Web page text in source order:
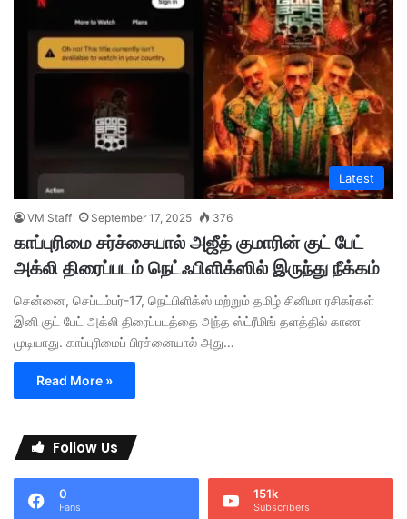
Latest
VM Staff September 17, 2025 376
காப்புரிமை சர்ச்சையால் அஜீத் குமாரின் குட் பேட்
அக்லி திரைப்படம் நெட்ஃபிளிக்ஸில் இருந்து நீக்கம்
சென்னை, செப்டம்பர்-17, நெட்பிளிக்ஸ் மற்றும் தமிழ் சினிமா ரசிகர்கள்
இனி குட் பேட் அக்லி திரைப்படத்தை அந்த ஸ்ட்ரீமிங் தளத்தில் காண
முடியாது. காப்புரிமைப் பிரச்னையால் அது…
Read More »
Follow Us
0
Fans
151k
Subscribers